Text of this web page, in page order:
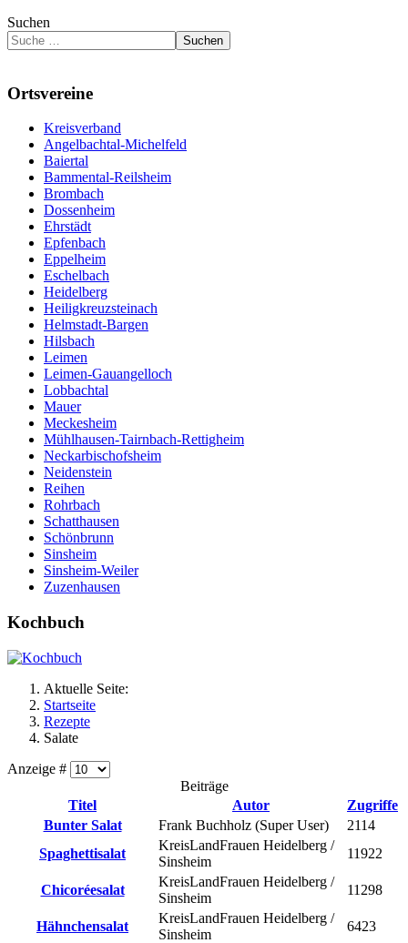
Suchen
Suchen
Ortsvereine
Kreisverband
Angelbachtal-Michelfeld
Baiertal
Bammental-Reilsheim
Brombach
Dossenheim
Ehrstädt
Epfenbach
Eppelheim
Eschelbach
Heidelberg
Heiligkreuzsteinach
Helmstadt-Bargen
Hilsbach
Leimen
Leimen-Gauangelloch
Lobbachtal
Mauer
Meckesheim
Mühlhausen-Tairnbach-Rettigheim
Neckarbischofsheim
Neidenstein
Reihen
Rohrbach
Schatthausen
Schönbrunn
Sinsheim
Sinsheim-Weiler
Zuzenhausen
Kochbuch
Aktuelle Seite:
Startseite
Rezepte
Salate
Anzeige #
Beiträge
Titel
Autor
Zugriffe
Bunter Salat
Frank Buchholz (Super User)
2114
Spaghettisalat
KreisLandFrauen Heidelberg /
Sinsheim
11922
Chicoréesalat
KreisLandFrauen Heidelberg /
Sinsheim
11298
Hähnchensalat
KreisLandFrauen Heidelberg /
Sinsheim
6423